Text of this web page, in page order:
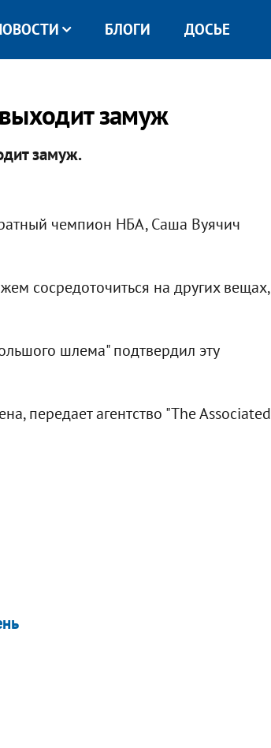
БЛОГИ ДОСЬЕ
замуж
замуж.
чемпион НБА, Саша Вуячич
сосредоточиться на других вещах,
шлема" подтвердил эту
передает агентство "The Associated